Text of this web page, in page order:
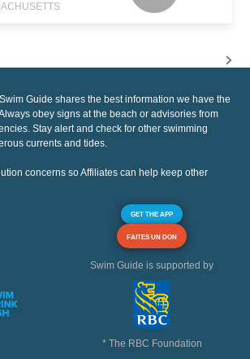
Swim Guide shares the best information we have the
obey signs at the beach or advisories from
Stay alert and check for other swimming
currents and tides.
concerns so Affiliates can help keep other
GET THE APP
FAITES UN DON
Swim Guide is supported by
* The RBC Foundation